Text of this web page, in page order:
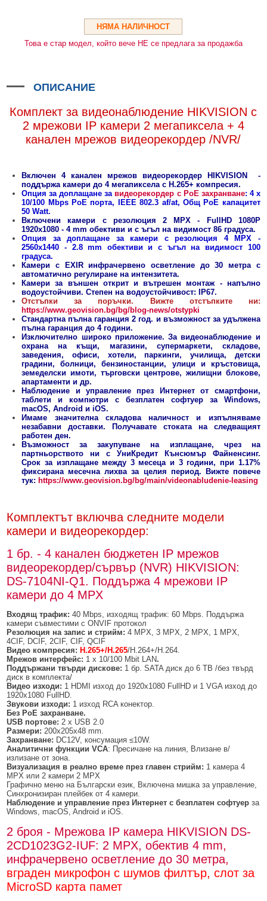
ГЪВКАВИ ГОФРИРАНИ ТРЪБИ
POE УДЪЛЖИТЕЛИ И POE СПЛИТЕРИ
МИКРОФОНИ И ГОВОРИТЕЛИ ЗА ВИДЕОНАБЛЮДЕНИЕ
УПРАВЛЕНИЯ ЗА ВЪРТЯЩИ КАМЕРИ
ОБЕКТИВИ ЗА ОХРАНИТЕЛНИ КАМЕРИ
КОНЕКТОРИ
ПВЦ КУТИИ
МЕДИА КОНВЕРТОРИ И SFP МОДУЛИ
БЕЗЖИЧНИ АЛАРМЕНИ СИСТЕМИ AJAX
БЕЗЖИЧНИ АЛАРМЕНИ ПАНЕЛИ (ХЪБ) AJAX
БЕЗЖИЧНИ РАЗШИРИТЕЛИ НА ОБХВАТ AJAX
БЕЗЖИЧНИ ДЕТЕКТОРИ AJAX
БЕЗЖИЧНИ ДЕТЕКТОРИ ЗА ПОЖАР, ДИМ, ТОПЛИНА И ВЪГЛЕРОДЕН
ОКСИД
БЕЗЖИЧНИ КЛАВИАТУРИ AJAX
БЕЗКОНТАКТНИ RFID КАРТИ И ЧИПОВЕ ЗА КЛАВИАТУРИ
БЕЗЖИЧНИ ДИСТАНЦИОННИ УПРАВЛЕНИЯ И БУТОНИ
БЕЗЖИЧНИ СИРЕНИ AJAX
МОДУЛИ ЗА СГРАДНА АВТОМАТИЗАЦИЯ AJAX
БЕЗЖИЧНИ АЛАРМЕНИ СИСТЕМИ HIKVISION AX PRO
БЕЗЖИЧНИ ПАНЕЛИ HIKVISION AX PRO
БЕЗЖИЧНИ ДЕТЕКТОРИ ЗА HIKVISION AX PRO
БЕЗЖИЧНИ МОДУЛИ И АКСЕСОАРИ ЗА HIKVISION AX PRO
КОМПЛЕКТИ БЕЗЖИЧНИ АЛАРМЕНИ СИСТЕМИ AX PRO
КОМУНИКАЦИОННИ ШКАФОВЕ
ALFALINE, СТЕННИ/СТОЯЩИ, С ОТВАРЯЕМИ И ЗАКЛЮЧВАЩИ СЕ
СТРАНИЦИ
INTERLINE, СТОЯЩИ - НЕОТВАРЯЕМИ СТРАНИЦИ
BETALINE, СТОЯЩИ С ОТВАРЯЕМИ И ЗАКЛЮЧВАЩИ СЕ СТРАНИЦИ
АКСЕСОАРИ ЗА КОМУНИКАЦИОННИ ШКАФОВЕ
УПОТРЕБЯВАНА ТЕХНИКА
НЯМА НАЛИЧНОСТ
Това е стар модел, който вече НЕ се предлага за продажба
ОПИСАНИЕ
Комплект за видеонаблюдение HIKVISION с
2 мрежови IP камери 2 мегапиксела + 4
канален мрежов видеорекордер /NVR/
Включен 4 канален мрежов видеорекордер HIKVISION -
поддържа камери до 4 мегапиксела с H.265+ компресия.
Опция за доплащане завидеорекордер с PoE захранване: 4 x
10/100 Mbps PoE порта, IEEE 802.3 af/at, Общ PoE капацитет
50 Watt.
Включени камери с резолюция 2 MPX - FullHD 1080P
1920x1080 -4 mm обективи и с ъгъл на видимост 86 градуса.
Опция за доплащане за камери с резолюция 4 MPX -
2560x1440 - 2.8 mm обективи и с ъгъл на видимост 100
градуса.
Камери с EXIR инфрачервено осветление до 30 метра с
автоматично регулиране на интензитета.
Камери за външен открит и вътрешен монтаж - напълно
водоустойчиви. Степен на водоустойчивост: IP67.
Отстъпки за поръчки. Вижте отстъпките ни:
https://www.geovision.bg/bg/blog-news/otstypki
Стандартна пълна гаранция 2 год. и възможност за удължена
пълна гаранция до 4 години.
Изключително широко приложение. За видеонаблюдение и
охрана на къщи, магазини, супермаркети, складове,
заведения, офиси, хотели, паркинги, училища, детски
градини, болници, бензиностанции, улици и кръстовища,
земеделски имоти, търговски центрове, жилищни блокове,
апартаменти и др.
Наблюдение и управление през Интернет от смартфони,
таблети и компютри с безплатен софтуер за Windows,
macOS, Android и iOS.
Имаме значителна складова наличност и изпълняваме
незабавни доставки. Получавате стоката на следващият
работен ден.
Възможност за закупуване на изплащане, чрез на
партньорството ни с УниКредит Кънсюмър Файненсинг.
Срок за изплащане между 3 месеца и 3 години, при 1.17%
фиксирана месечна лихва за целия период. Вижте повече
тук: https://www.geovision.bg/bg/main/videonabludenie-leasing
Комплектът включва следните модели
камери и видеорекордер:
1 бр. - 4 канален бюджетен IP мрежов
видеорекордер/сървър (NVR) HIKVISION:
DS-7104NI-Q1. Поддържа 4 мрежови IP
камери до 4 MPX
Входящ трафик: 40 Mbps, изходящ трафик: 60 Mbps. Поддържа
камери съвместими с ONVIF протокол
Резолюция на запис и стрийм:4 MPX, 3 MPX, 2 MPX, 1 MPX,
4CIF, DCIF, 2CIF, CIF, QCIF
Видео компресия: H.265+/H.265/H.264+/H.264.
Мрежов интерфейс: 1 x 10/100 Mbit LAN.
Поддържани твърди дискове: 1 бр. SATA диск до 6 TB /без твърд
диск в комплекта/
Видео изходи: 1 HDMI изход до 1920x1080 FullHD и 1 VGA изход до
1920x1080 FullHD.
Звукови изходи: 1 изход RCA конектор.
Без PoE захранване.
USB портове: 2 x USB 2.0
Размери: 200х205х48 mm.
Захранване: DC12V, консумация ≤10W.
Аналитични функции VCA: Пресичане на линия, Влизане в/
излизане от зона.
Визуализация в реално време през главен стрийм: 1 камера 4
MPX или 2 камери 2 MPX
Графично меню на Български език, Включена мишка за управление,
Синхронизиран плейбек от 4 камери.
Наблюдение и управление през Интернет с безплатен софтуерза
Windows, macOS, Android и iOS.
2 броя - Мрежова IP камера HIKVISION DS-
2CD1023G2-IUF: 2 MPX, обектив 4 mm,
инфрачервено осветление до 30 метра,
вграден микрофон с шумов филтър, слот за
MicroSD карта памет